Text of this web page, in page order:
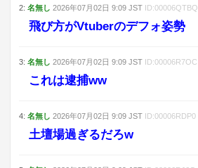
2: 名無し 2026年07月02日 9:09 JST ID:00006QTBQ
飛び方がVtuberのデフォ姿勢
3: 名無し 2026年07月02日 9:09 JST ID:00006R7OC
これは逮捕ww
4: 名無し 2026年07月02日 9:09 JST ID:00006RDP0
土壇場過ぎるだろw